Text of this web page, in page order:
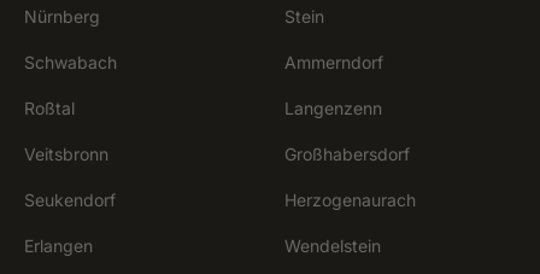
Nürnberg Stein
Schwabach Ammerndorf
Roßtal Langenzenn
Veitsbronn Großhabersdorf
Seukendorf Herzogenaurach
Erlangen Wendelstein